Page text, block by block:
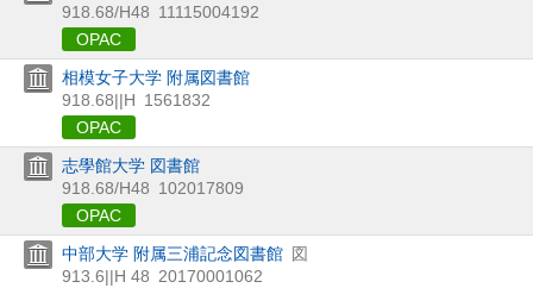
918.68/H48 11115004192
OPAC
相模女子大学 附属図書館
918.68||H 1561832
OPAC
志學館大学 図書館
918.68/H48 102017809
OPAC
中部大学 附属三浦記念図書館 図
913.6||H 48 20170001062